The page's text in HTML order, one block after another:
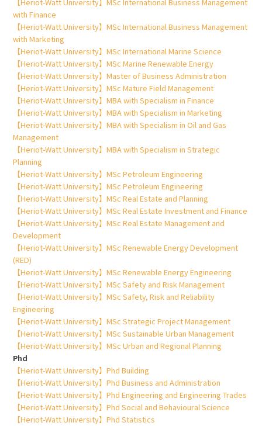
with Finance
【Heriot-Watt University】MSc International Business Management
with Marketing
【Heriot-Watt University】MSc International Marine Science
【Heriot-Watt University】MSc Marine Renewable Energy
【Heriot-Watt University】Master of Business Administration
【Heriot-Watt University】MSc Mature Field Management
【Heriot-Watt University】MBA with Specialism in Finance
【Heriot-Watt University】MBA with Specialism in Marketing
【Heriot-Watt University】MBA with Specialism in Oil and Gas
Management
【Heriot-Watt University】MBA with Specialism in Strategic
Planning
【Heriot-Watt University】MSc Petroleum Engineering
【Heriot-Watt University】MSc Petroleum Engineering
【Heriot-Watt University】MSc Real Estate and Planning
【Heriot-Watt University】MSc Real Estate Investment and Finance
【Heriot-Watt University】MSc Real Estate Management and
Development
【Heriot-Watt University】MSc Renewable Energy Development
(RED)
【Heriot-Watt University】MSc Renewable Energy Engineering
【Heriot-Watt University】MSc Safety and Risk Management
【Heriot-Watt University】MSc Safety, Risk and Reliability
Engineering
【Heriot-Watt University】MSc Strategic Project Management
【Heriot-Watt University】MSc Sustainable Urban Management
【Heriot-Watt University】MSc Urban and Regional Planning
Phd
【Heriot-Watt University】Phd Building
【Heriot-Watt University】Phd Business and Administration
【Heriot-Watt University】Phd Engineering and Engineering Trades
【Heriot-Watt University】Phd Social and Behavioural Science
【Heriot-Watt University】Phd Statistics